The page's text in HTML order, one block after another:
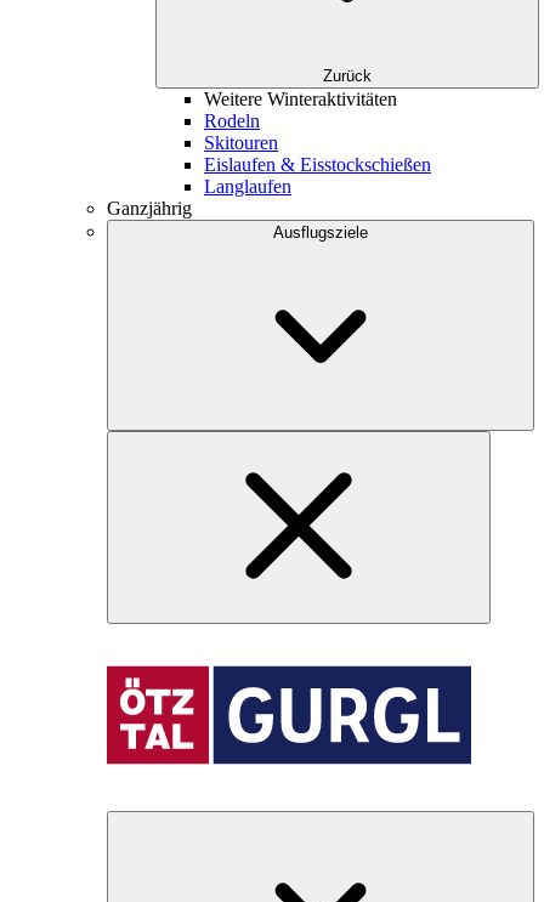
Zurück
Weitere Winteraktivitäten
Rodeln
Skitouren
Eislaufen & Eisstockschießen
Langlaufen
Ganzjährig
Ausflugsziele